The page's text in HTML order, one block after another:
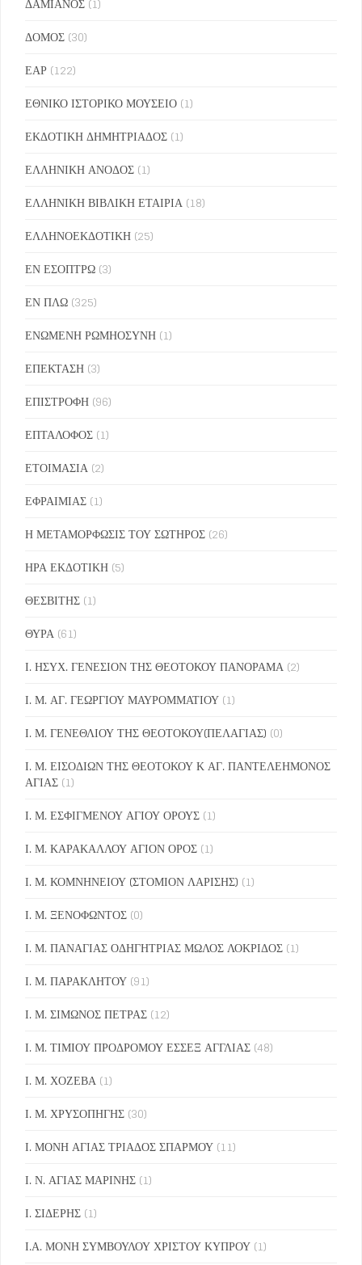
ΔΟΜΟΣ (30)
ΕΑΡ (122)
ΕΘΝΙΚΟ ΙΣΤΟΡΙΚΟ ΜΟΥΣΕΙΟ (1)
ΕΚΔΟΤΙΚΗ ΔΗΜΗΤΡΙΑΔΟΣ (1)
ΕΛΛΗΝΙΚΗ ΑΝΟΔΟΣ (1)
ΕΛΛΗΝΙΚΗ ΒΙΒΛΙΚΗ ΕΤΑΙΡΙΑ (18)
ΕΛΛΗΝΟΕΚΔΟΤΙΚΗ (25)
ΕΝ ΕΣΟΠΤΡΩ (3)
ΕΝ ΠΛΩ (325)
ΕΝΩΜΕΝΗ ΡΩΜΗΟΣΥΝΗ (1)
ΕΠΕΚΤΑΣΗ (3)
ΕΠΙΣΤΡΟΦΗ (96)
ΕΠΤΑΛΟΦΟΣ (1)
ΕΤΟΙΜΑΣΙΑ (2)
ΕΦΡΑΙΜΙΑΣ (1)
Η ΜΕΤΑΜΟΡΦΩΣΙΣ ΤΟΥ ΣΩΤΗΡΟΣ (26)
ΗΡΑ ΕΚΔΟΤΙΚΗ (5)
ΘΕΣΒΙΤΗΣ (1)
ΘΥΡΑ (61)
Ι. ΗΣΥΧ. ΓΕΝΕΣΙΟΝ ΤΗΣ ΘΕΟΤΟΚΟΥ ΠΑΝΟΡΑΜΑ (2)
Ι. Μ. ΑΓ. ΓΕΩΡΓΙΟΥ ΜΑΥΡΟΜΜΑΤΙΟΥ (1)
Ι. Μ. ΓΕΝΕΘΛΙΟΥ ΤΗΣ ΘΕΟΤΟΚΟΥ(ΠΕΛΑΓΙΑΣ) (0)
Ι. Μ. ΕΙΣΟΔΙΩΝ ΤΗΣ ΘΕΟΤΟΚΟΥ Κ ΑΓ. ΠΑΝΤΕΛΕΗΜΟΝΟΣ
ΑΓΙΑΣ (1)
Ι. Μ. ΕΣΦΙΓΜΕΝΟΥ ΑΓΙΟΥ ΟΡΟΥΣ (1)
Ι. Μ. ΚΑΡΑΚΑΛΛΟΥ ΑΓΙΟΝ ΟΡΟΣ (1)
Ι. Μ. ΚΟΜΝΗΝΕΙΟΥ (ΣΤΟΜΙΟΝ ΛΑΡΙΣΗΣ) (1)
Ι. Μ. ΞΕΝΟΦΩΝΤΟΣ (0)
Ι. Μ. ΠΑΝΑΓΙΑΣ ΟΔΗΓΗΤΡΙΑΣ ΜΩΛΟΣ ΛΟΚΡΙΔΟΣ (1)
Ι. Μ. ΠΑΡΑΚΛΗΤΟΥ (91)
Ι. Μ. ΣΙΜΩΝΟΣ ΠΕΤΡΑΣ (12)
Ι. Μ. ΤΙΜΙΟΥ ΠΡΟΔΡΟΜΟΥ ΕΣΣΕΞ ΑΓΓΛΙΑΣ (48)
Ι. Μ. ΧΟΖΕΒΑ (1)
Ι. Μ. ΧΡΥΣΟΠΗΓΗΣ (30)
Ι. ΜΟΝΗ ΑΓΙΑΣ ΤΡΙΑΔΟΣ ΣΠΑΡΜΟΥ (11)
Ι. Ν. ΑΓΙΑΣ ΜΑΡΙΝΗΣ (1)
Ι. ΣΙΔΕΡΗΣ (1)
Ι.Α. ΜΟΝΗ ΣΥΜΒΟΥΛΟΥ ΧΡΙΣΤΟΥ ΚΥΠΡΟΥ (1)